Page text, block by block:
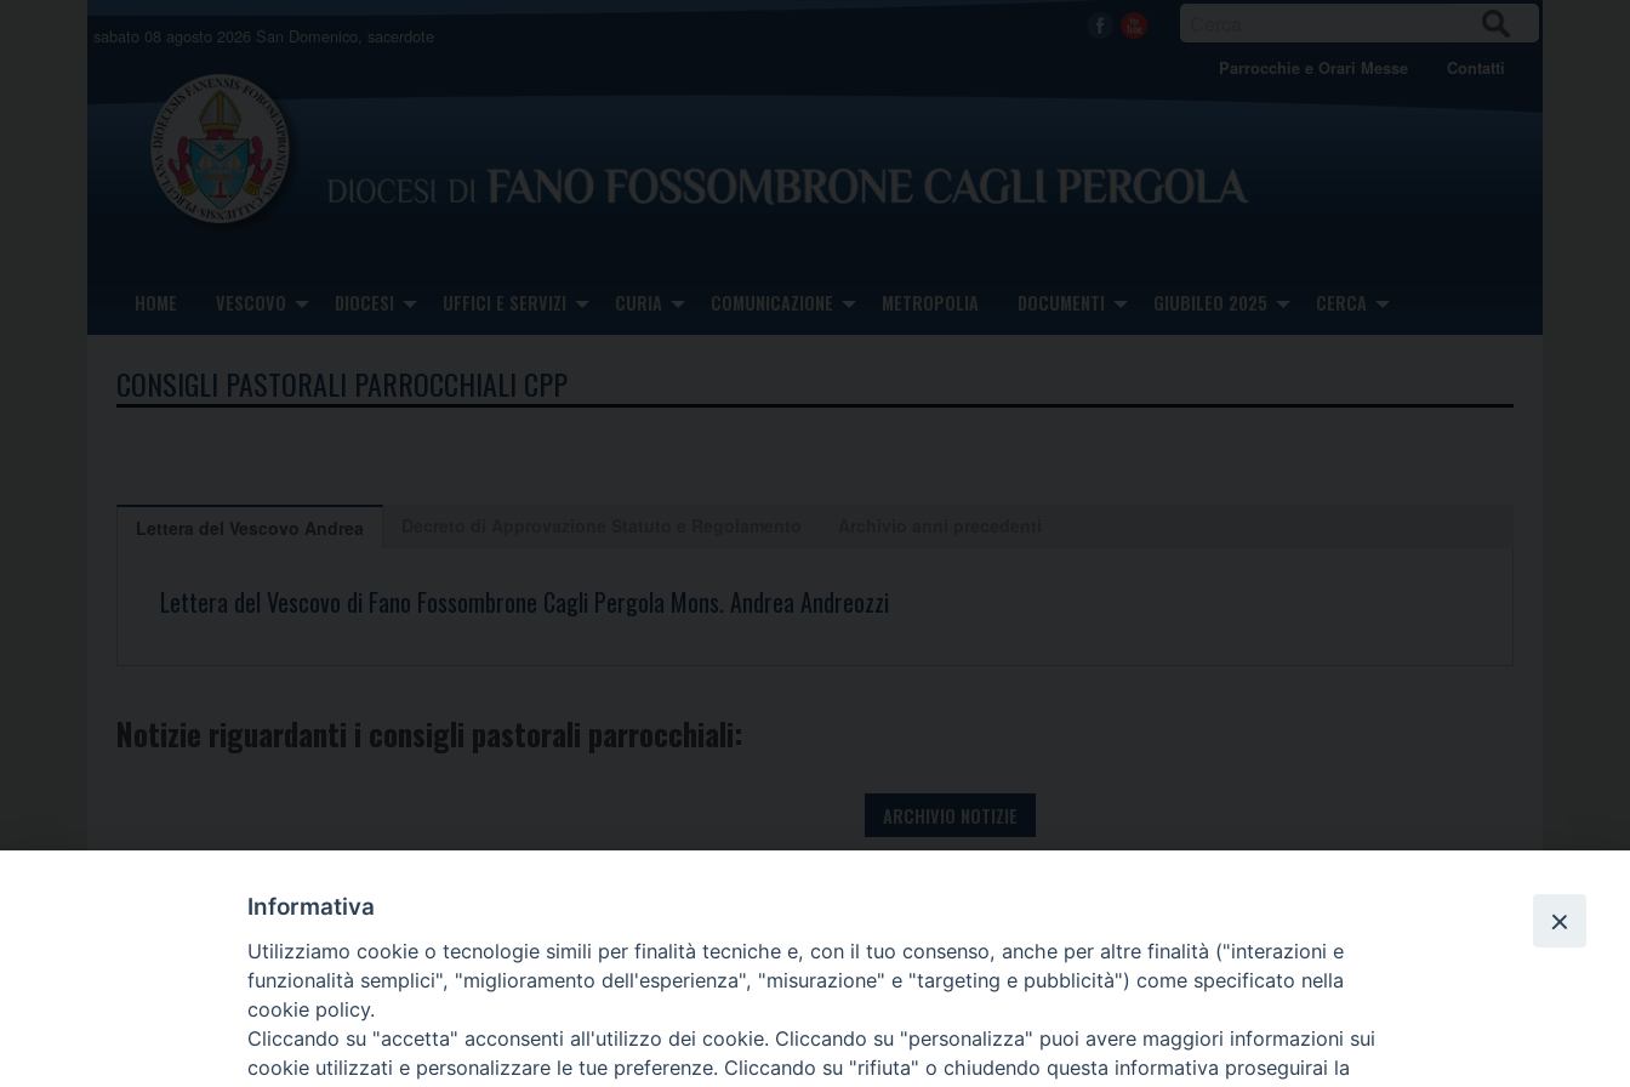
sabato 08 agosto 2026 San Domenico, sacerdote Facebook
Youtube CA
Parrocchie e Orari Messe Contatti
HOME VESCOVO DIOCESI UFFICI E SERVIZI CURIA COMUNICAZIONE METROPOLIA DOCUMENTI GIUBILEO 2025 CERCA
CONSIGLI PASTORALI PARROCCHIALI CPP
Lettera del Vescovo Andrea
Lettera del Vescovo di Fano Fossombrone Cagli Pergola Mons. Andrea Andreozzi
Notizie riguardanti i consigli pastorali parrocchiali:
ARCHIVIO NOTIZIE
__________________________________________________________________________________
DIOCESI DI FANO FOSSOMBRONE CAGLI PERGOLA | Via Roma, 118 - 61032 FANO (PU) |
Note legali|Privacy
Informativa
Utilizziamo cookie o tecnologie simili per finalità tecniche e, con il tuo consenso, anche per altre finalità ("interazioni e
funzionalità semplici", "miglioramento dell'esperienza", "misurazione" e "targeting e pubblicità") come specificato nella
cookie policy.
Cliccando su "accetta" acconsenti all'utilizzo dei cookie. Cliccando su "personalizza" puoi avere maggiori informazioni sui
cookie utilizzati e personalizzare le tue preferenze. Cliccando su "rifiuta" o chiudendo questa informativa proseguirai la